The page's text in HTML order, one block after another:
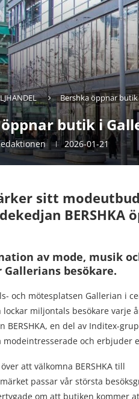
Bershka öppnar butik
butik i
2026-01-21
sitt
av mode, musik
besökare.
och mötesplatsen Gallerian i
lockar miljontals besökare
BERSHKA, en del av Inditex-
modeintresserade och erbjuder
att välkomna BERSHKA till
passar vår största
om att butiken kommer